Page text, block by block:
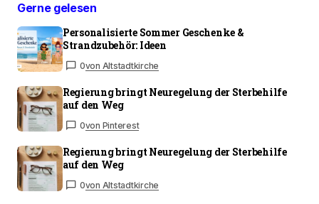
Gerne gelesen
Personalisierte Sommer Geschenke &
Strandzubehör: Ideen
0von Altstadtkirche
Regierung bringt Neuregelung der Sterbehilfe
auf den Weg
0von Pinterest
Regierung bringt Neuregelung der Sterbehilfe
auf den Weg
0von Altstadtkirche